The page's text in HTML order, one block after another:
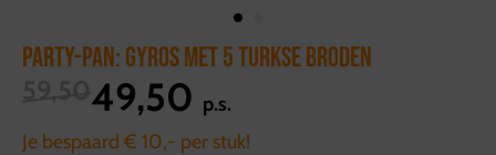
PARTY-PAN: GYROS MET 5 TURKSE BRODEN
49,50 p.s.
Je bespaard € 10,- per stuk!